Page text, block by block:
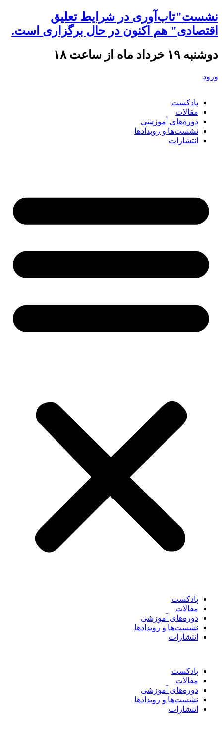
نشست"تاب‌آوری در شرایط تعلیق
اقتصادی" هم اکنون در حال برگزاری است.
دوشنبه ۱۹ خرداد ماه از ساعت ۱۸
ورود
پادکست
مقالات
دوره‌های آموزشی
نشست‌ها و رویدادها
انتشارات
پادکست
مقالات
دوره‌های آموزشی
نشست‌ها و رویدادها
انتشارات
پادکست
مقالات
دوره‌های آموزشی
نشست‌ها و رویدادها
انتشارات